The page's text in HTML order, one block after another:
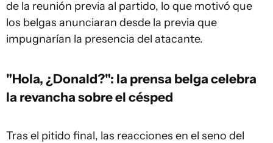
de la reunión previa al partido, lo que motivó que
los belgas anunciaran desde la previa que
impugnarían la presencia del atacante.
"Hola, ¿Donald?": la prensa belga celebra
la revancha sobre el césped
Tras el pitido final, las reacciones en el seno del